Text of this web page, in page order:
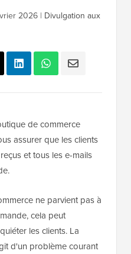
2026 | Divulgation aux
de commerce
assurer que les clients
et tous les e-mails
ne parvient pas à
cela peut
les clients. La
d'un problème courant